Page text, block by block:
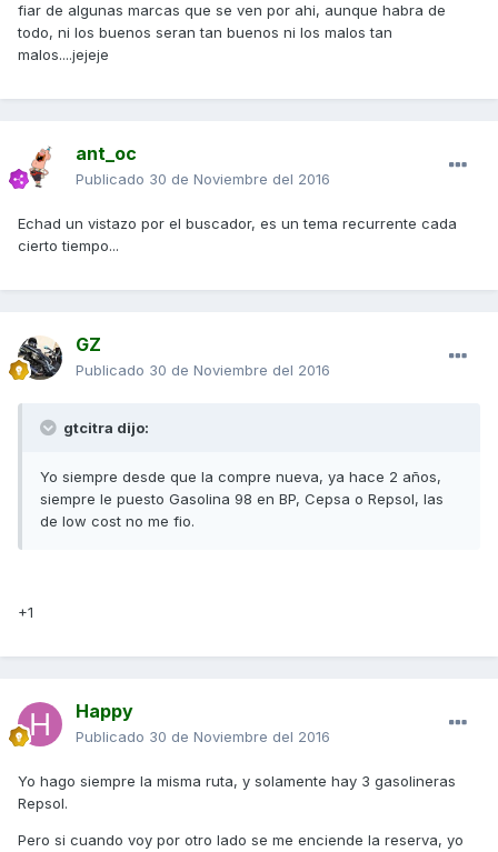
fiar de algunas marcas que se ven por ahi, aunque habra de
todo, ni los buenos seran tan buenos ni los malos tan
malos....jejeje
ant_oc
Publicado 30 de Noviembre del 2016
Echad un vistazo por el buscador, es un tema recurrente cada
cierto tiempo...
GZ
Publicado 30 de Noviembre del 2016
gtcitra dijo:
Yo siempre desde que la compre nueva, ya hace 2 años,
siempre le puesto Gasolina 98 en BP, Cepsa o Repsol, las
de low cost no me fio.
+1
Happy
Publicado 30 de Noviembre del 2016
Yo hago siempre la misma ruta, y solamente hay 3 gasolineras
Repsol.
Pero si cuando voy por otro lado se me enciende la reserva, yo